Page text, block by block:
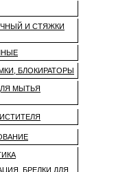
И СТЯЖКИ
БЛОКИРАТОРЫ
МЫТЬЯ
БРЕЛКИ ДЛЯ